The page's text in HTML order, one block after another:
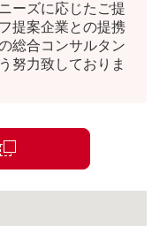
ーズに応じたご提
提案企業との提携
総合コンサルタン
努力致しておりま